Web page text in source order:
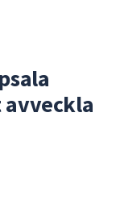
avveckla